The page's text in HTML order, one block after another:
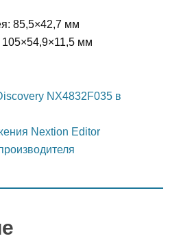
85,5×42,7 мм
мм
NX4832F035 в
Nextion Editor